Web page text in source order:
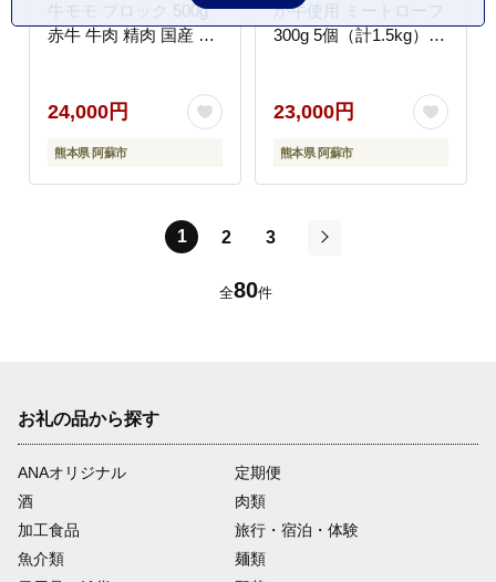
牛モモ ブロック 500g
赤牛 牛肉 精肉 国産 お
かず 手軽 ご褒美 お祝
い 人気 晩ご飯 焼くだ
け 熊本県 阿蘇市
24,000円
熊本県 阿蘇市
か牛使用 ミートローフ
300g 5個（計1.5kg）
か牛 赤牛 牛肉 加工食
品 冷凍 贈り物 贈答用
自宅用 おかず 晩御飯
お手軽 焼くだけ 時短料
土産 お歳暮 御中元 ク
23,000円
熊本県 阿蘇市
1 2
3
全80件
お礼の品から探す
ANAオリジナル
定期便
酒
肉類
加工食品
旅行・宿泊・体験
魚介類
麺類